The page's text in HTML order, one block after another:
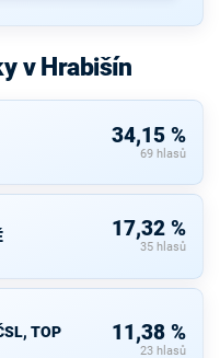
v Hrabišín
34,15 %
69 hlasů
17,32 %
35 hlasů
TOP
11,38 %
23 hlasů